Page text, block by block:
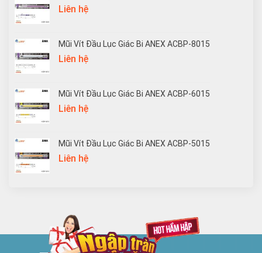
Liên hệ
Mũi Vít Đầu Lục Giác Bi ANEX ACBP-8015
Liên hệ
Mũi Vít Đầu Lục Giác Bi ANEX ACBP-6015
Liên hệ
Mũi Vít Đầu Lục Giác Bi ANEX ACBP-5015
Liên hệ